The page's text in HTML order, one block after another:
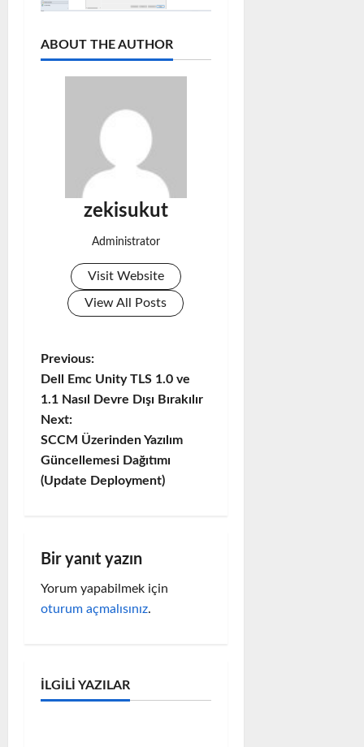
ABOUT THE AUTHOR
zekisukut
Administrator
Visit Website
View All Posts
P
o
s
t
v
i
a
t
Previous:
Dell Emc Unity TLS 1.0 ve
1.1 Nasıl Devre Dışı Bırakılır
Next:
SCCM Üzerinden Yazılım
Güncellemesi Dağıtımı
(Update Deployment)
Bir yanıt yazın
Yorum yapabilmek için
oturum açmalısınız.
İLGILI YAZILAR
MICROSOFT